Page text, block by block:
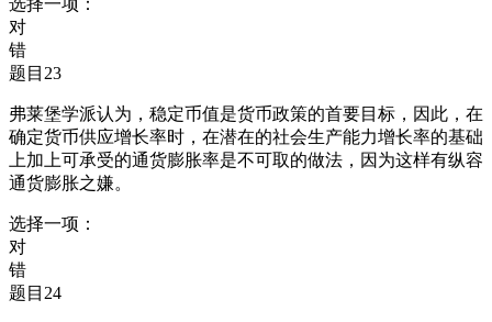
选择一项：
对
错
题目23
弗莱堡学派认为，稳定币值是货币政策的首要目标，因此，在
确定货币供应增长率时，在潜在的社会生产能力增长率的基础
上加上可承受的通货膨胀率是不可取的做法，因为这样有纵容
通货膨胀之嫌。
选择一项：
对
错
题目24